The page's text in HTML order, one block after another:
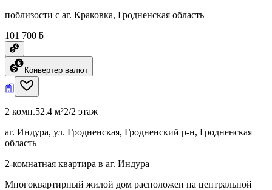
поблизости с аг. Краковка, Гродненская область
101 700 ƃ
Конвертер валют
2 комн.52.4 м²2/2 этаж
аг. Индура, ул. Гродненская, Гродненский р-н, Гродненская
область
2-комнатная квартира в аг. Индура
Многоквартирный жилой дом расположен на центральной